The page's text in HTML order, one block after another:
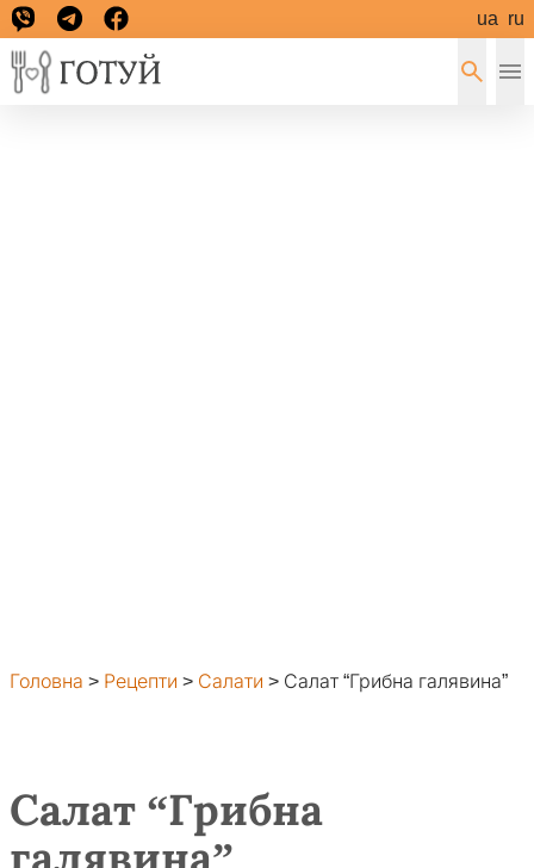
ua ru
Головна > Рецепти > Салати > Салат “Грибна галявина”
Салат “Грибна
галявина”